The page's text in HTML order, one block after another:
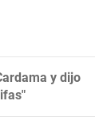
y dijo